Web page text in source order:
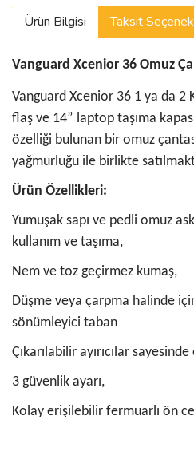
Ürün Bilgisi Taksit
Vanguard Xcenior 36 Omuz
Vanguard Xcenior 36 1 ya da 2
flaş ve 14” laptop taşıma
özelliği bulunan bir omuz
yağmurluğu ile birlikte
Ürün Özellikleri:
Yumuşak sapı ve pedli omuz
kullanım ve taşıma,
Nem ve toz geçirmez kumaş,
Düşme veya çarpma halinde
sönümleyici taban
Çıkarılabilir ayırıcılar
3 güvenlik ayarı,
Kolay erişilebilir fermuarlı ön